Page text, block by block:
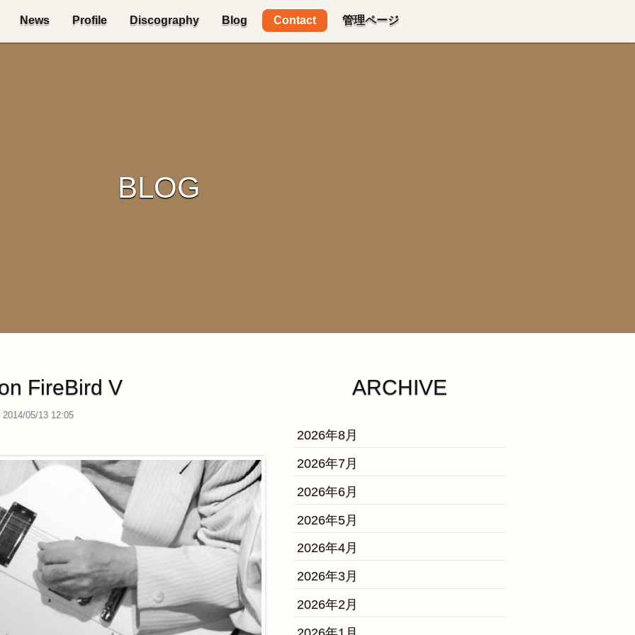
News Profile Discography Blog Contact 管理ページ
BLOG
FireBird V
2014/05/13 12:05
ARCHIVE
2026年8月
2026年7月
2026年6月
2026年5月
2026年4月
2026年3月
2026年2月